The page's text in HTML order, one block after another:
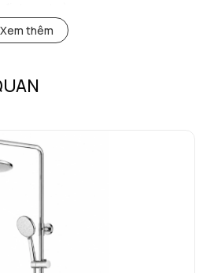
vùng phủ nước rộng
Eco
những không gian phòng tắm
an toàn và trải nghiệm thư giãn
Xem thêm